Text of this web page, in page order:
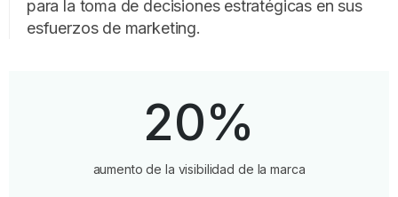
para la toma de decisiones estratégicas en sus
esfuerzos de marketing.
20%
aumento de la visibilidad de la marca